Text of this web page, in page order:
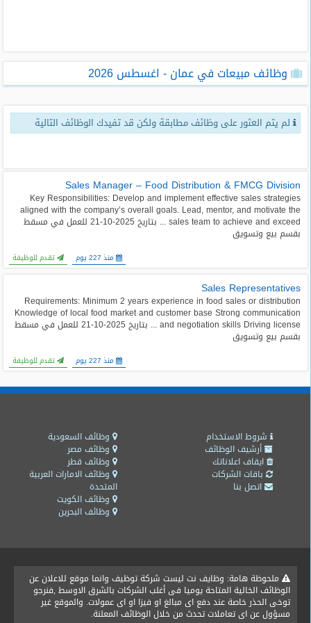
تصفح
الوظائف
وظائف
اليوم
السعودية
اليوم
وظائف
مصر
اليوم
وظائف
حكومية
المدونة
وظائف مبيعات في عمان - اغسطس 2026
لم يتم العثور على وظائف مطابقة ولكن قد تفيدك الوظائف التالية
Sales Manager – Food Distribution & FMCG Division
Key Responsibilities: Develop and implement effective sales strategies
aligned with the company’s overall goals. Lead, mentor, and motivate the
sales team to achieve and exceed ... بتاريخ 2025-10-21 للعمل في مسقط
بقسم بيع وتسويق
منذ 227 يوم تقدم للوظيفة
Sales Representatives
Requirements: Minimum 2 years experience in food sales or distribution
Knowledge of local food market and customer base Strong communication
and negotiation skills Driving license ... بتاريخ 2025-10-21 للعمل في مسقط
بقسم بيع وتسويق
منذ 227 يوم تقدم للوظيفة
وظائف السعودية
وظائف مصر
وظائف قطر
وظائف الامارات العربية
المتحدة
وظائف الكويت
وظائف البحرين
شروط الاستخدام
أرشيف الوظائف
ايقاف اعلاناتك
باقات الشركات
اتصل بنا
ملحوظة هامة: وظايف نت ليست شركة توظيف وانما موقع للاعلان عن
الوظائف الخالية المتاحة يوميا فى أغلب الشركات بالشرق الاوسط ,فنرجو
توخى الحذر خاصة عند دفع اى مبالغ او فيزا او اى عمولات. والموقع غير
مسؤول عن اى تعاملات تحدث من خلال الوظائف المعلنة.